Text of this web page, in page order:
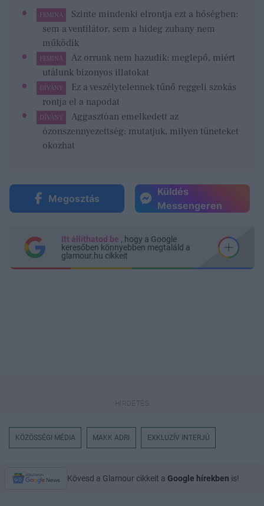
FEMINA
Szinte mindenki elrontja ezt a hőségben:
sem a ventilátor, sem a hideg zuhany nem
működik
FEMINA
Az orrunk nem hazudik: meglepő, miért
utálunk bizonyos illatokat
DÍVÁNY
Ez a veszélytelennek tűnő reggeli szokás
rontja el a napodat
DÍVÁNY
Aggasztóan emelkedett az
ózonszennyezettség: mutatjuk, milyen tüneteket
okozhat
Megosztás
Küldés
Messengeren
Itt állíthatod be , hogy a Google
keresőben könnyebben megtaláld a
glamour.hu cikkeit
KÖZÖSSÉGI MÉDIA MAKK ADRI EXKLUZÍV INTERJÚ
Kövesd a Glamour cikkeit a Google hírekben is!